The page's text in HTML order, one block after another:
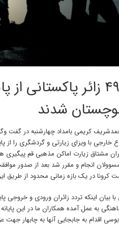
۴۹۹ زائر پاکستانی
شدند
کریمی بامداد چهارشنبه در گفت وگو
خارجی با ویزای زیارتی و گردشگری را از
مشتاق زیارت اماکن مذهبی قم
انجام و مقرر شد بعد از صدور
کرونا در یک بازه زمانی محدود از طریق
بیان اینکه تردد زائران ورودی و
به عمل آمده همکاران ما در این
اقدام به جابجایی آنها به چابهار